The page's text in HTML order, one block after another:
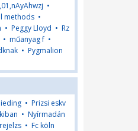
•
methods •
• Peggy Lloyd • Rz
• műanyag f •
• Pygmalion
• Prizsi eskv
• Nyírmadán
• Fc köln